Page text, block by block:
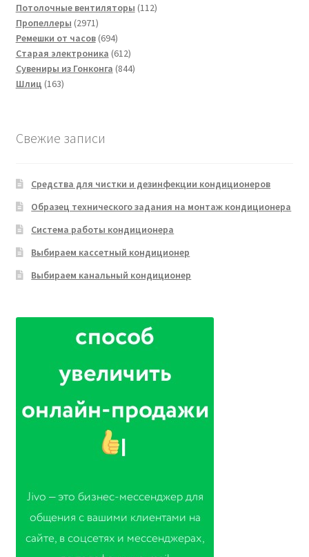
товаров
Потолочные вентиляторы 112112
Пропеллеры 29712971
товар
Ремешки от часов 694694
товара
Старая электроника 612612
товаров
Сувениры из Гонконга 844844
Шлиц 163163
Свежие записи
Средства для чистки и дезинфекции кондиционеров
Образец технического задания на монтаж кондиционера
Система работы кондиционера
Выбираем кассетный кондиционер
Выбираем канальный кондиционер